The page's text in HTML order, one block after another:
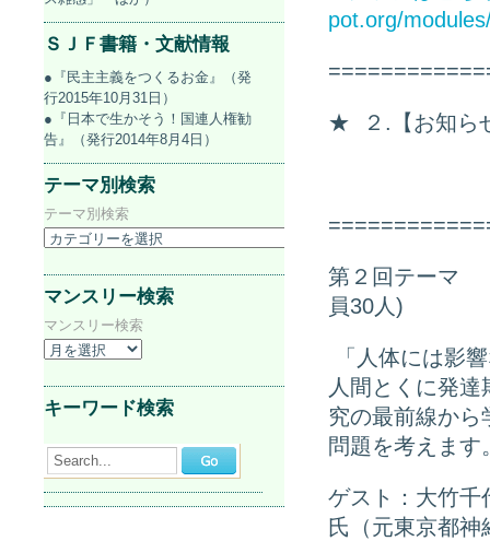
pot.org/
★ ２.【お知ら
第２回テーマ
員30人)
「人体には影
人間とくに発
究の最前線から
問題を考えます
ゲスト：大竹千
氏（元東京都
ＳＪＦ書籍・文献情報
●『民主主義をつくるお金』（発
行2015年10月31日）
●『日本で生かそう！国連人権勧
告』（発行2014年8月4日）
テーマ別検索
テーマ別検索
マンスリー検索
マンスリー検索
キーワード検索
Search...